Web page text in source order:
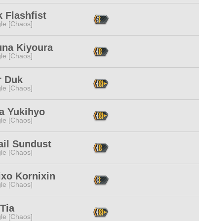
Flashfist
[Chaos]
Kiyoura
[Chaos]
Duk
[Chaos]
Yukihyo
[Chaos]
Sundust
[Chaos]
Kornixin
[Chaos]
[Chaos]